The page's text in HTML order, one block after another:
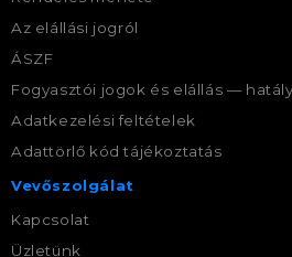
Az elállási jogról
ÁSZF
Fogyasztói jogok és elállás —
Adatkezelési feltételek
Adattörlő kód tájékoztatás
Vevőszolgálat
Kapcsolat
Üzletünk